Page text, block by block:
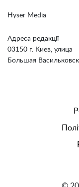
Hyser Media
Адреса редакції
03150 г. Киев, улица
Большая